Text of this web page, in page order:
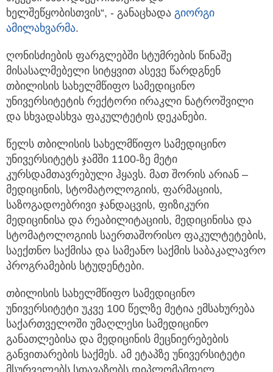
თქვენი მხარდაჭერისთვისა და
ხელშეწყობისთვის“, - განაცხადა გიორგი
ამილახვარმა
ღონისძიების ფარგლებში სტუმრების წინაშე
მისასალმებელი სიტყვით ასევე წარდგნენ
თბილისის სახელმწიფო სამედიცინო
უნივერსიტეტის რექტორი ირაკლი ნატროშვილი
და სხვადასხვა ფაკულტეტის დეკანები.
წელს თბილისის სახელმწიფო სამედიცინო
უნივერსიტეტს ჯამში 1100-ზე მეტი
კურსდამთავრებული ჰყავს. მათ შორის არიან –
მედიცინის, სტომატოლოგიის, ფარმაციის,
საზოგადოებრივი ჯანდაცვის, ფიზიკური
მედიცინისა და რეაბილიტაციის, მედიცინისა და
სტომატოლოგიის საერთაშორისო ფაკულტეტების,
საექთნო საქმისა და სამეანო საქმის საბაკალავრო
პროგრამების სტუდენტები.
თბილისის სახელმწიფო სამედიცინო
უნივერსიტეტი უკვე 100 წელზე მეტია ემსახურება
საქართველოში უმაღლესი სამედიცინო
განათლებისა და მედიცინის მეცნიერებების
განვითარების საქმეს. ამ ეტაპზე უნივერსიტეტი